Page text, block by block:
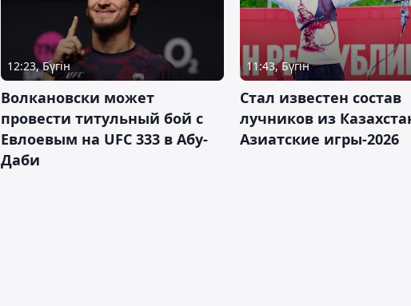
12:23, Бүгін
Волкановски может
провести титульный бой с
Евлоевым на UFC 333 в Абу-
Даби
11:43, Бүгін
Стал известен состав
лучников из
Азиатские игры-2026